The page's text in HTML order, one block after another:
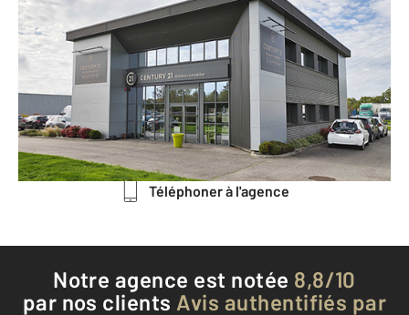
CENTURY 21 Dréano Immobilier
Route de Saint-Nazaire Zone de la
Gaufrie
LAVAL - 53000
Envoyer un message
Téléphoner à l'agence
Notre agence est notée 8,8/10
par nos clients Avis authentifiés par